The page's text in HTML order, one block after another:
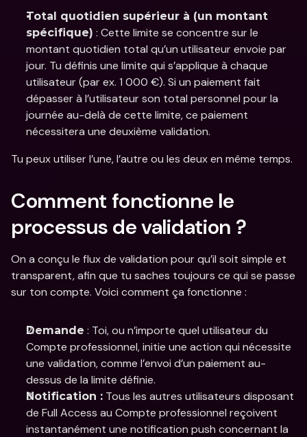
Total quotidien supérieur à (un montant
spécifique) : Cette limite se concentre sur le
montant quotidien total qu’un utilisateur envoie par
jour. Tu définis une limite qui s’applique à chaque
utilisateur (par ex. 1 000 €). Si un paiement fait
dépasser à l’utilisateur son total personnel pour la
journée au-delà de cette limite, ce paiement
nécessitera une deuxième validation.
Tu peux utiliser l’une, l’autre ou les deux en même temps.
Comment fonctionne le
processus de validation ?
On a conçu le flux de validation pour qu’il soit simple et
transparent, afin que tu saches toujours ce qui se passe
sur ton compte. Voici comment ça fonctionne :
Demande : Toi, ou n’importe quel utilisateur du
Compte professionnel, initie une action qui nécessite
une validation, comme l’envoi d’un paiement au-
dessus de la limite définie.
Notification : Tous les autres utilisateurs disposant
de Full Access au Compte professionnel reçoivent
instantanément une notification push concernant la